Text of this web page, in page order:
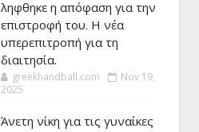
ληφθηκε η απόφαση για την
επιστροφή του. Η νέα
υπερεπιτροπή για τη
διαιτησία.
greekhandball.com
Nov 19,
2025
Άνετη νίκη για τις γυναίκες